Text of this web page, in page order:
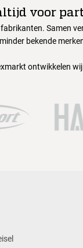
voor
Samen
bekende
ontwikkelen